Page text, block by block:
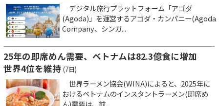
デジタル旅行プラットフォーム「アゴダ
(Agoda)」を運営するアゴダ・カンパニー(Agoda
Company、シンガ...
25年の即席めん需要、ベトナムは82.3億食に増加
世界4位を維持 (7日)
世界ラーメン協会(WINA)によると、2025年に
おけるベトナムのインスタントラーメン(即席め
ん)需要は、前...